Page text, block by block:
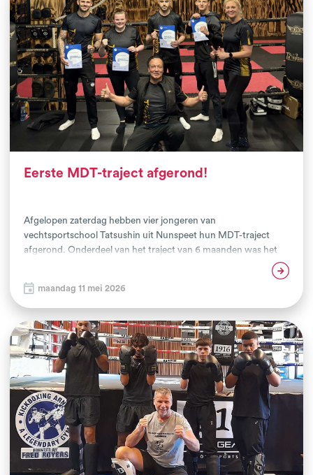
jong volwassenen van o.a. woonlocatie ‘t Plot.
Eerste MDT-traject afgerond!
Afgelopen zaterdag hebben vier jongeren van
vechtsportschool Tatsushin uit Nunspeet hun MDT-traject
afgerond. Onderdeel van het traject van 6 maanden was het
organiseren van een eindevent. De jongeren zijn de afgelopen
weken druk bezig geweest met het neerzetten van een open
dag. Van concept bedenken, uitnodigingen verspreiden tot
aan aankleding van de gym, alles werd door de jongeren zelf
geregeld.
maandag 11 mei 2026